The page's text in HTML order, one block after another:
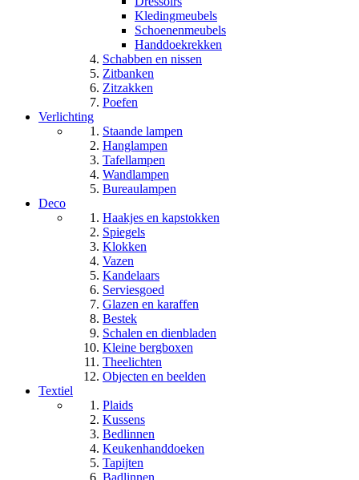
Kledingmeubels
Schoenenmeubels
Handdoekrekken
Schabben en nissen
Zitbanken
Zitzakken
Poefen
Verlichting
Staande lampen
Hanglampen
Tafellampen
Wandlampen
Bureaulampen
Deco
Haakjes en kapstokken
Spiegels
Klokken
Vazen
Kandelaars
Serviesgoed
Glazen en karaffen
Bestek
Schalen en dienbladen
Kleine bergboxen
Theelichten
Objecten en beelden
Textiel
Plaids
Kussens
Bedlinnen
Keukenhanddoeken
Tapijten
Badlinnen